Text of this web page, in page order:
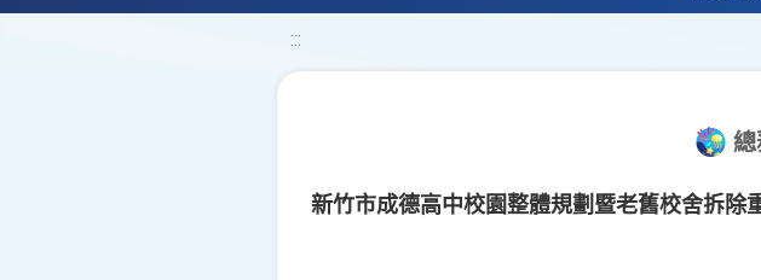
:::
新竹市成德高中校園整體規劃暨老舊校舍拆除